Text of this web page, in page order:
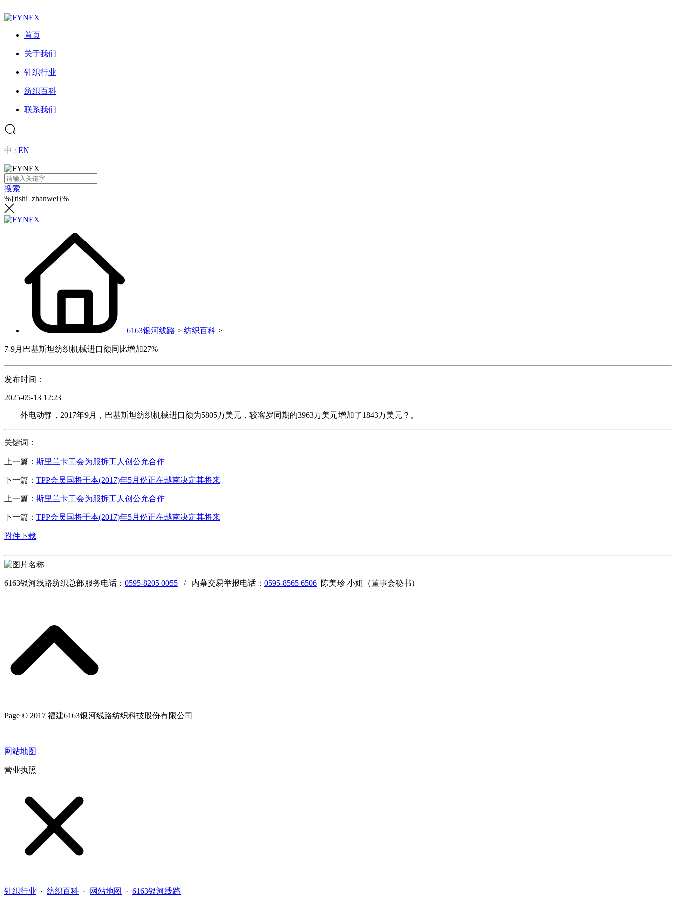
首页
关于我们
针织行业
纺织百科
联系我们
中 /EN
搜索
%{tishi_zhanwei}%
6163银河线路 > 纺织百科 >
7-9月巴基斯坦纺织机械进口额同比增加27%
发布时间：
2025-05-13 12:23
外电动静，2017年9月，巴基斯坦纺织机械进口额为5805万美元，较客岁同期的3963万美元增加了1843万美元？。
关键词：
上一篇： 斯里兰卡工会为服拆工人创公允合作
下一篇： TPP会员国将于本(2017)年5月份正在越南决定其将来
上一篇： 斯里兰卡工会为服拆工人创公允合作
下一篇： TPP会员国将于本(2017)年5月份正在越南决定其将来
附件下载
6163银河线路纺织总部服务电话： 0595-8205 0055 / 内幕交易举报电话： 0595-8565 6506 陈美珍 小姐（董事会秘书）
Page © 2017 福建6163银河线路纺织科技股份有限公司
网站地图
营业执照
针织行业 · 纺织百科 · 网站地图 · 6163银河线路